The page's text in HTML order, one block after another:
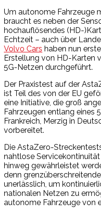
Um autonome Fahrzeuge
braucht es neben der
hochauflösendes (HD-
Echtzeit – auch über
Volvo Cars haben nun
Erstellung von HD-Karten
5G-Netzen durchgeführt.
Der Praxistest auf der
ist Teil des von der EU
eine Initiative, die groß
Fahrzeugen entlang eines
Frankreich, Merzig in
vorbereitet.
Die AstaZero-
nahtlose
hinweg gewährleistet
denn
unerlässlich, um
nationalen Netzen zu
autonome Fahrzeuge von